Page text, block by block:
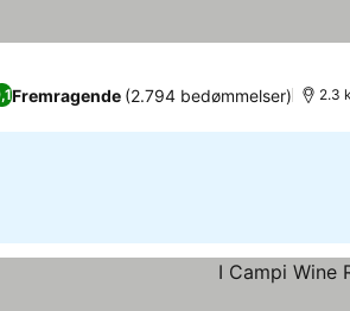
Fremragende (2.794 bedømmelser) 2.3